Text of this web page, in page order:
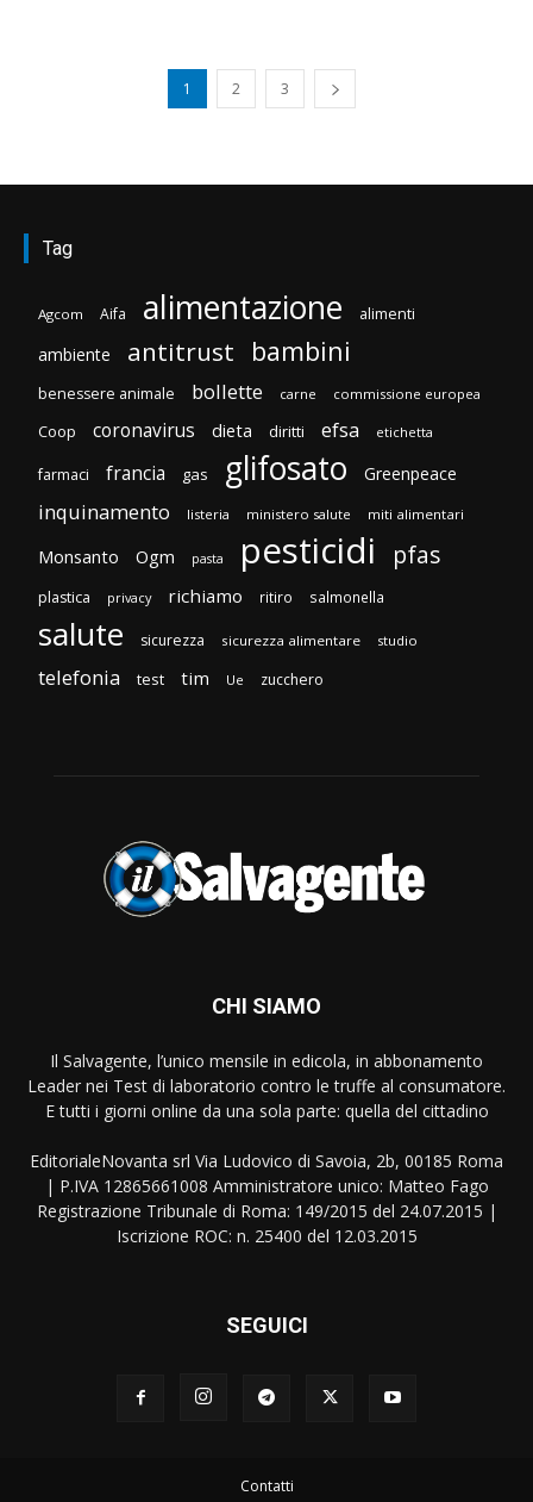
1 2 3
Tag
Agcom Aifa alimentazione alimenti
ambiente antitrust bambini
benessere animale bollette carne commissione europea
Coop coronavirus dieta diritti efsa etichetta
farmaci francia gas glifosato Greenpeace
inquinamento listeria ministero salute miti alimentari
Monsanto Ogm pasta pesticidi pfas
plastica privacy richiamo ritiro salmonella
salute sicurezza sicurezza alimentare studio
telefonia test tim Ue zucchero
CHI SIAMO
Il Salvagente, l’unico mensile in edicola, in abbonamento
Leader nei Test di laboratorio contro le truffe al consumatore.
E tutti i giorni online da una sola parte: quella del cittadino
EditorialeNovanta srl Via Ludovico di Savoia, 2b, 00185 Roma
| P.IVA 12865661008 Amministratore unico: Matteo Fago
Registrazione Tribunale di Roma: 149/2015 del 24.07.2015 |
Iscrizione ROC: n. 25400 del 12.03.2015
SEGUICI
Contatti